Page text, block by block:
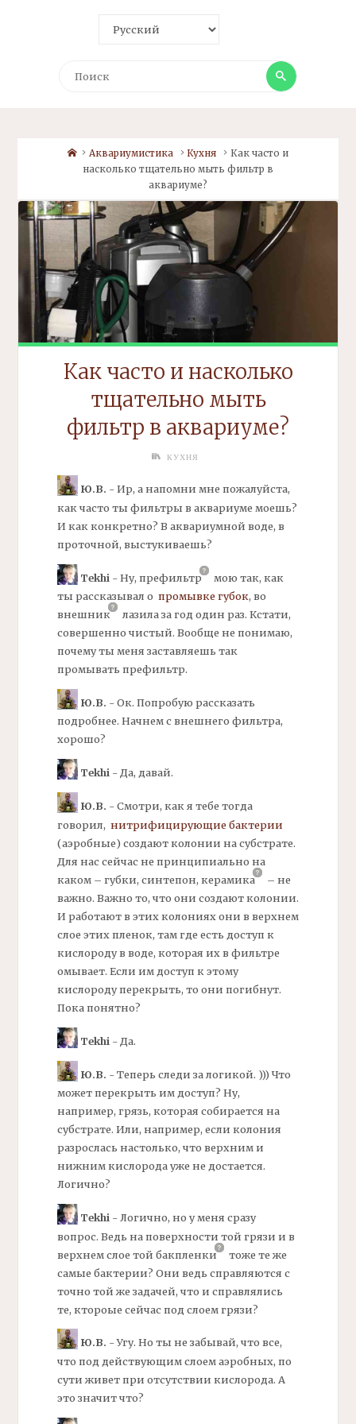
Поиск
HomeАквариумистика Кухня
Как часто и
насколько тщательно мыть фильтр в
аквариуме?
Как часто и насколько
тщательно мыть
фильтр в аквариуме?
КУХНЯ
Ю.В. - Ир, а напомни мне пожалуйста,
как часто ты фильтры в аквариуме моешь?
И как конкретно? В аквариумной воде, в
проточной, выстукиваешь?
Tekhi - Ну, префильтр
мою так, как
ты рассказывал о промывке губок, во
внешник
лазила за год один раз. Кстати,
совершенно чистый. Вообще не понимаю,
почему ты меня заставляешь так
промывать префильтр.
Ю.В. - Ок. Попробую рассказать
подробнее. Начнем с внешнего фильтра,
хорошо?
Tekhi- Да, давай.
Ю.В. - Смотри, как я тебе тогда
говорил, нитрифицирующиебактерии
(аэробные) создают колонии на субстрате.
Для нас сейчас не принципиально на
каком – губки, синтепон, керамика
– не
важно. Важно то, что они создают колонии.
И работают в этих колониях они в верхнем
слое этих пленок, там где есть доступ к
кислороду в воде, которая их в фильтре
омывает. Если им доступ к этому
кислороду перекрыть, то они погибнут.
Пока понятно?
Tekhi - Да.
Ю.В. - Теперь следи за логикой. ))) Что
может перекрыть им доступ? Ну,
например, грязь, которая собирается на
субстрате. Или, например, если колония
разрослась настолько, что верхним и
нижним кислорода уже не достается.
Логично?
Tekhi- Логично, но у меня сразу
вопрос. Ведь на поверхности той грязи и в
верхнем слое той бакпленки
тоже те же
самые бактерии? Они ведь справляются с
точно той же задачей, что и справлялись
те, ктороые сейчас под слоем грязи?
Ю.В. - Угу. Но ты не забывай, что все,
что под действующим слоем аэробных, по
сути живет при отсутствии кислорода. А
это значит что?